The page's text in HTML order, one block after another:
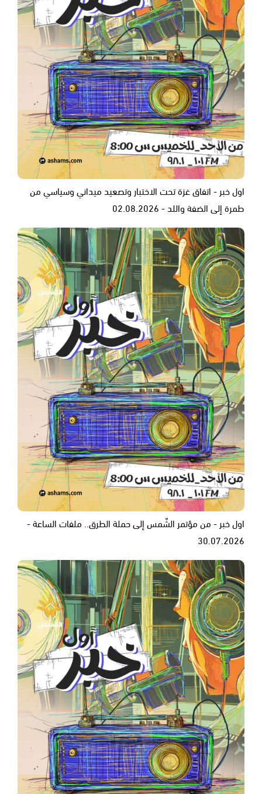
اول خبر - اتفاق غزة تحت الاختبار وتصعيد ميداني وسياسي من
طمرة إلى الضفة واللد - 02.08.2026
اول خبر - من مؤتمر الشّمس إلى حملة الطرق.. ملفات الساعة -
30.07.2026